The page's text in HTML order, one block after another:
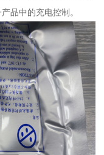
品中的充电控制。